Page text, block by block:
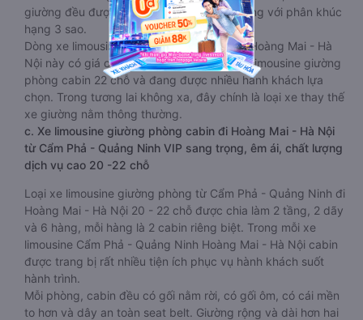
giường đều được bọc da êm ái, tương đương với phân khúc
hạng 3 sao.
Dòng xe limousine Cẩm Phả - Quảng Ninh Hoàng Mai - Hà
Nội này có giá cả phải chăng hơn dòng xe limousine giường
phòng cabin 22 chỗ và đang được nhiều hành khách lựa
chọn. Trong tương lai không xa, đây chính là loại xe thay thế
xe giường nằm thông thường.
c. Xe limousine giường phòng cabin đi Hoàng Mai - Hà Nội
từ Cẩm Phả - Quảng Ninh VIP sang trọng, êm ái, chất lượng
dịch vụ cao 20 -22 chỗ
Loại xe limousine giường phòng từ Cẩm Phả - Quảng Ninh đi
Hoàng Mai - Hà Nội 20 - 22 chỗ được chia làm 2 tầng, 2 dãy
và 6 hàng, mỗi hàng là 2 cabin riêng biệt. Trong mỗi xe
limousine Cẩm Phả - Quảng Ninh Hoàng Mai - Hà Nội cabin
được trang bị rất nhiều tiện ích phục vụ hành khách suốt
hành trình.
Mỗi phòng, cabin đều có gối nằm rời, có gối ôm, có cái mền
to hơn và dây an toàn seat belt. Giường rộng và dài hơn hai